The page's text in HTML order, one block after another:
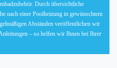
Durch übersichtliche
nach einer Poolheizung in gewünschtem
Abständen veröffentlichen wir
– so helfen wir Ihnen bei Ihrer